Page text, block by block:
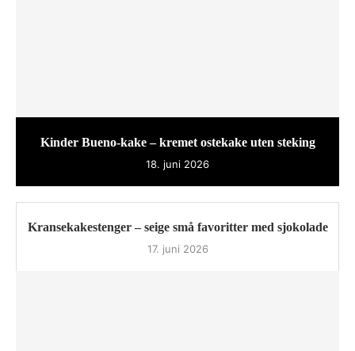
Kinder Bueno-kake – kremet ostekake uten steking
18. juni 2026
Kransekakestenger – seige små favoritter med sjokolade
17. juni 2026